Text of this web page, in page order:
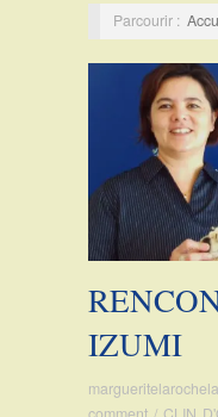
Parcourir :
IZUMI